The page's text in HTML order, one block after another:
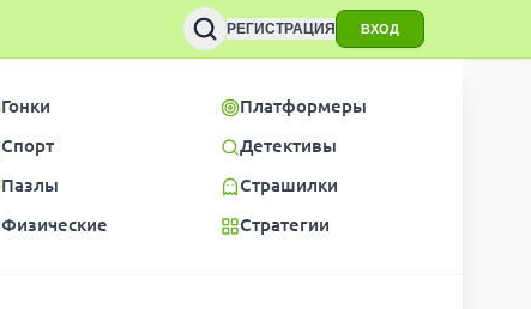
РЕГИСТРАЦИЯ ВХОД
Гонки
Спорт
Пазлы
Физические
Платформеры
Детективы
Страшилки
Стратегии